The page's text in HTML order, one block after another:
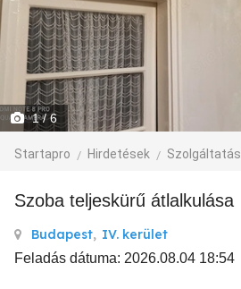
1/ 6
Startapro Hirdetések Szolgáltatás
Szoba teljeskürű átlalkulása
Budapest, IV. kerület
Feladás dátuma: 2026.08.04 18:54